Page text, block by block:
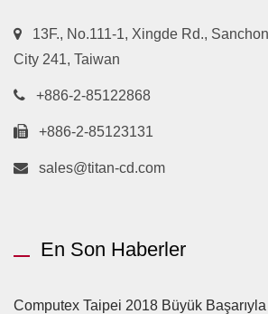
13F., No.111-1, Xingde Rd.,
City 241, Taiwan
+886-2-85122868
+886-2-85123131
sales@titan-cd.com
En Son Haberler
Computex Taipei 2018 Büyük